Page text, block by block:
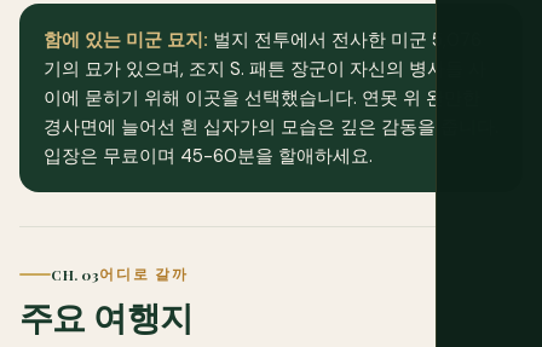
함에 있는 미군 묘지: 벌지 전투에서 전사한 미군 5,076
기의 묘가 있으며, 조지 S. 패튼 장군이 자신의 병사들 사
이에 묻히기 위해 이곳을 선택했습니다. 연못 위 완만한
경사면에 늘어선 흰 십자가의 모습은 깊은 감동을 줍니다.
입장은 무료이며 45-60분을 할애하세요.
CH. 03어디로 갈까
주요 여행지